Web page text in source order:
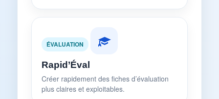
ÉVALUATION
Rapid’Éval
Créer rapidement des fiches d’évaluation
plus claires et exploitables.